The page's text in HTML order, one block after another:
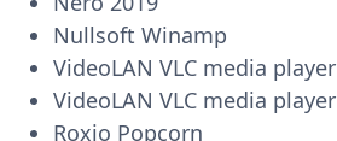
Nullsoft Winamp
VideoLAN VLC media player
VideoLAN VLC media player
Roxio Popcorn